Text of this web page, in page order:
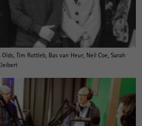
Tim Rottleb, Bas van Heur, Neil Coe, Sarah